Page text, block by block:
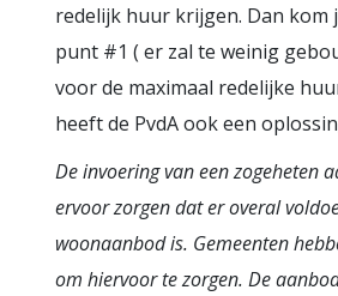
redelijk huur krijgen. Dan kom
punt #1 ( er zal te weinig
voor de maximaal redelijke
heeft de PvdA ook een
De invoering van een zogeheten
ervoor zorgen dat er overal
woonaanbod is. Gemeenten
om hiervoor te zorgen. De